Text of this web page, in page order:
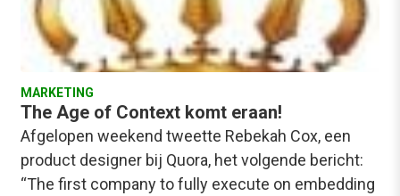
MARKETING
The Age of Context komt eraan!
Afgelopen weekend tweette Rebekah Cox, een
product designer bij Quora, het volgende bericht:
“The first company to fully execute on embedding